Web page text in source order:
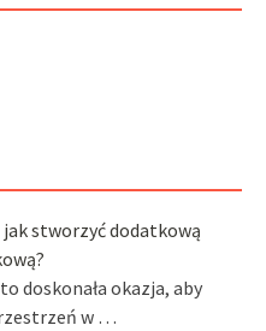
stworzyć dodatkową
doskonała okazja, aby
w …